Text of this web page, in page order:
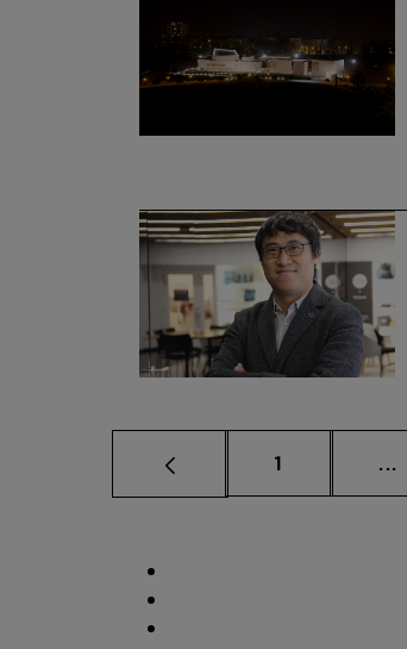
Página
1 ...